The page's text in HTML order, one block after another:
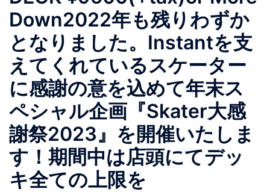
ー
Down️2022年も残りわずか
となりました。Instantを支
えてくれているスケーター
に感謝の意を込めて年末ス
ペシャル企画『Skater大感
謝祭2023』を開催いたしま
す！期間中は店頭にてデッ
キ全ての上限を